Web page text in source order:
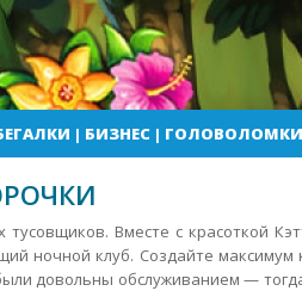
| БИЗНЕС| ГОЛОВОЛОМКИ
тусовщиков. Вместе с красоткой
ночной клуб. Создайте максимум
довольны обслуживанием —